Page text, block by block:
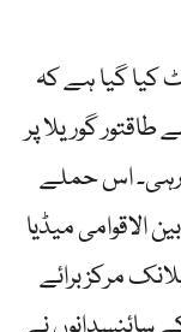
کیا گیا ہے کہ
گوریلا پر
رہی۔ اس حملے
الاقوامی میڈیا
مرکز برائے